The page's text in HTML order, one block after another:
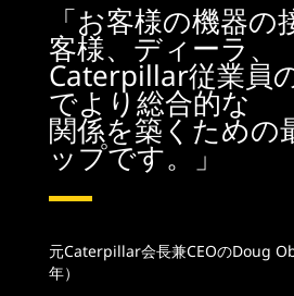
「お客様の機器の
客様、ディーラ、
Caterpillar従業員
でより総合的な
関係を築くための
ップです。」
元Caterpillar会長兼CEOのDoug
年）